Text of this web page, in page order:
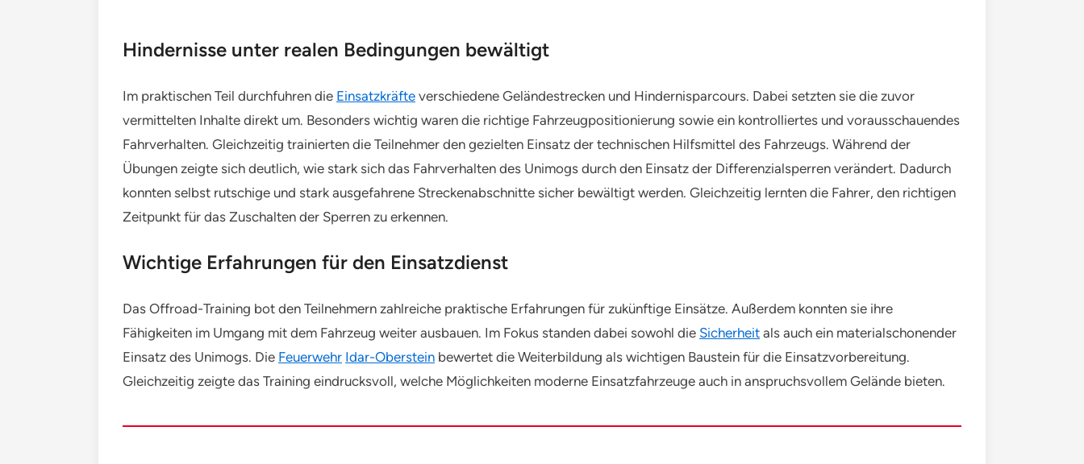
Hindernisse unter realen Bedingungen bewältigt
Im praktischen Teil durchfuhren die Einsatzkräfte verschiedene Geländestrecken und Hindernisparcours. Dabei setzten sie die zuvor
vermittelten Inhalte direkt um. Besonders wichtig waren die richtige Fahrzeugpositionierung sowie ein kontrolliertes und vorausschauendes
Fahrverhalten. Gleichzeitig trainierten die Teilnehmer den gezielten Einsatz der technischen Hilfsmittel des Fahrzeugs. Während der
Übungen zeigte sich deutlich, wie stark sich das Fahrverhalten des Unimogs durch den Einsatz der Differenzialsperren verändert. Dadurch
konnten selbst rutschige und stark ausgefahrene Streckenabschnitte sicher bewältigt werden. Gleichzeitig lernten die Fahrer, den richtigen
Zeitpunkt für das Zuschalten der Sperren zu erkennen.
Wichtige Erfahrungen für den Einsatzdienst
Das Offroad-Training bot den Teilnehmern zahlreiche praktische Erfahrungen für zukünftige Einsätze. Außerdem konnten sie ihre
Fähigkeiten im Umgang mit dem Fahrzeug weiter ausbauen. Im Fokus standen dabei sowohl die Sicherheit als auch ein materialschonender
Einsatz des Unimogs. Die Feuerwehr Idar-Oberstein bewertet die Weiterbildung als wichtigen Baustein für die Einsatzvorbereitung.
Gleichzeitig zeigte das Training eindrucksvoll, welche Möglichkeiten moderne Einsatzfahrzeuge auch in anspruchsvollem Gelände bieten.